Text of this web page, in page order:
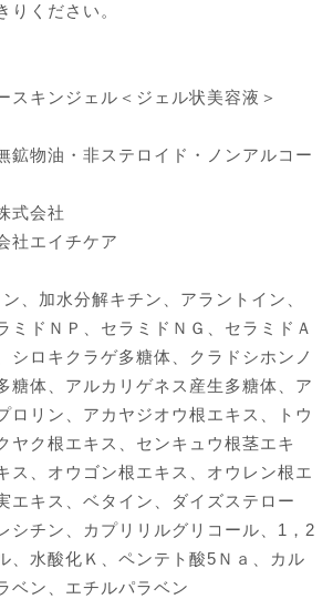
りください。
スキンジェル＜ジェル状美容液＞
鉱物油・非ステロイド・ノンアルコー
式会社
社エイチケア
、加水分解キチン、アラントイン、
ミドＮＰ、セラミドＮＧ、セラミドＡ
シロキクラゲ多糖体、クラドシホンノ
糖体、アルカリゲネス産生多糖体、ア
ロリン、アカヤジオウ根エキス、トウ
ヤク根エキス、センキュウ根茎エキ
ス、オウゴン根エキス、オウレン根エ
エキス、ベタイン、ダイズステロー
シチン、カプリリルグリコール、1，2
、水酸化Ｋ、ペンテト酸5Ｎａ、カル
ベン、エチルパラベン